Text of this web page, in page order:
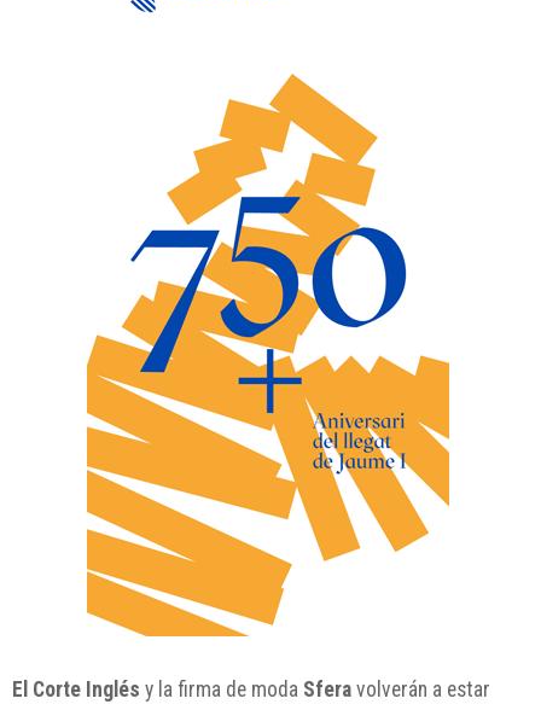
El Corte Inglés y la firma de moda Sfera volverán a estar